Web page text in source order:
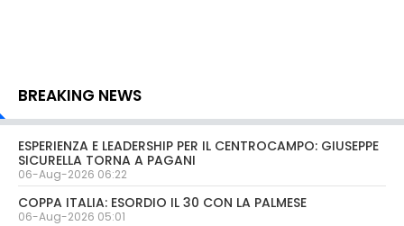
BREAKING NEWS
ESPERIENZA E LEADERSHIP PER IL CENTROCAMPO: GIUSEPPE
SICURELLA TORNA A PAGANI
06-Aug-2026 06:22
COPPA ITALIA: ESORDIO IL 30 CON LA PALMESE
06-Aug-2026 05:01